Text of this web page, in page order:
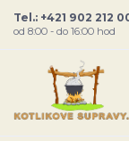
Tel.: +421 902 212
od 8:00 - do 16:00 hod